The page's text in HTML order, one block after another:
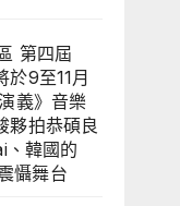
第四屆
於9至11月
義》音樂
夥拍恭碩良
、韓國的
懾舞台